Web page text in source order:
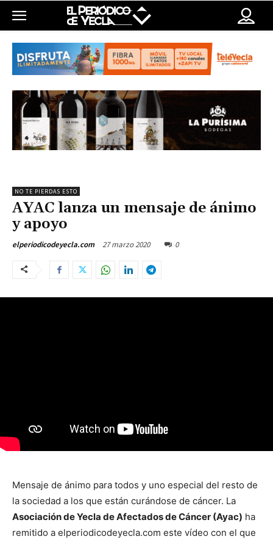
NO TE PIERDAS ESTO
AYAC lanza un mensaje de ánimo
y apoyo
elperiodicodeyecla.com 27 marzo 2020 0
Mensaje de ánimo para todos y uno especial del resto de
la sociedad a los que están curándose de cáncer. La
Asociación de Yecla de Afectados de Cáncer (Ayac) ha
remitido a elperiodicodeyecla.com este vídeo con el que